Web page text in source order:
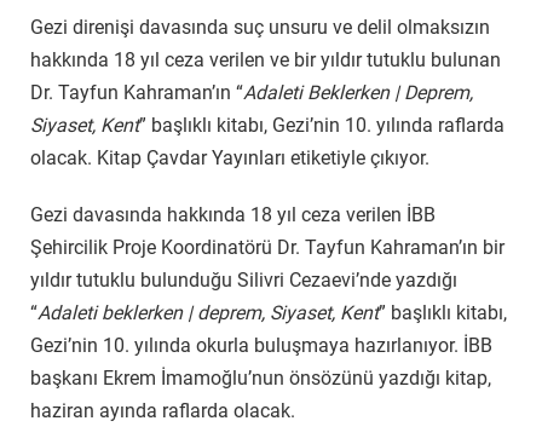
Gezi direnişi davasında suç unsuru ve delil olmaksızın
hakkında 18 yıl ceza verilen ve bir yıldır tutuklu bulunan
Dr. Tayfun Kahraman’ın “Adaleti Beklerken | Deprem,
Siyaset, Kent” başlıklı kitabı, Gezi’nin 10. yılında raflarda
olacak. Kitap Çavdar Yayınları etiketiyle çıkıyor.
Gezi davasında hakkında 18 yıl ceza verilen İBB
Şehircilik Proje Koordinatörü Dr. Tayfun Kahraman’ın bir
yıldır tutuklu bulunduğu Silivri Cezaevi’nde yazdığı
“Adaleti beklerken | deprem, Siyaset, Kent” başlıklı kitabı,
Gezi’nin 10. yılında okurla buluşmaya hazırlanıyor. İBB
başkanı Ekrem İmamoğlu’nun önsözünü yazdığı kitap,
haziran ayında raflarda olacak.